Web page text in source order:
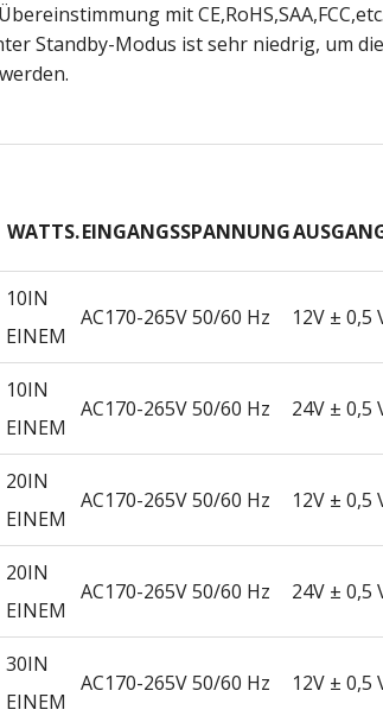
mit
Standby-Modus ist sehr niedrig, um
WATTS.EINGANGSSPANNUNG
10IN
EINEM
AC170-265V 50/60 Hz 12V ± 0,5
10IN
EINEM
AC170-265V 50/60 Hz 24V ± 0,5
20IN
EINEM
AC170-265V 50/60 Hz 12V ± 0,5
20IN
EINEM
AC170-265V 50/60 Hz 24V ± 0,5
30IN
EINEM
AC170-265V 50/60 Hz 12V ± 0,5